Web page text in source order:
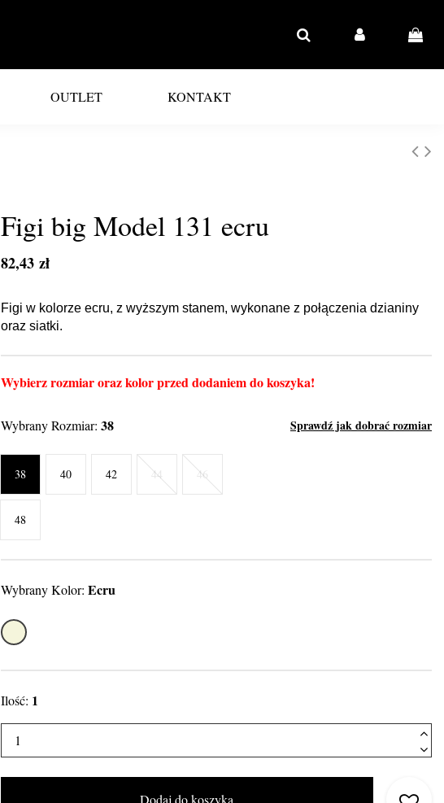
OUTLET KONTAKT
Figi big Model 131 ecru
82,43 zł
Figi w kolorze ecru, z wyższym stanem, wykonane z połączenia dzianiny
oraz siatki.
Wybierz rozmiar oraz kolor przed dodaniem do koszyka!
Wybrany Rozmiar: 38 Sprawdź jak dobrać rozmiar
38 40 42 44 46
48
Wybrany Kolor: Ecru
Ecru
Ilość: 1
Dodaj do koszyka